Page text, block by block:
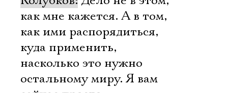
как мне кажется. А в том,
как ими распорядиться,
куда применить,
насколько это нужно
остальному миру. Я вам